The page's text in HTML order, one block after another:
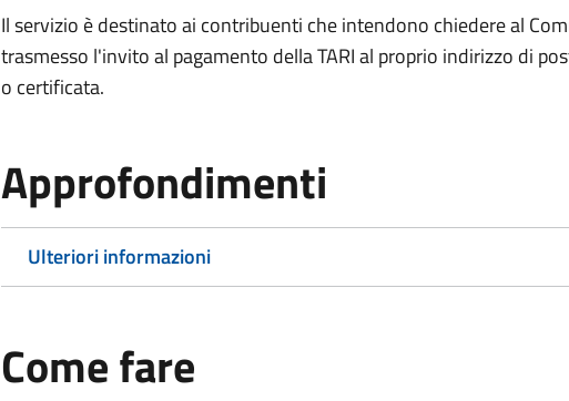
Il servizio è destinato ai contribuenti che intendono chiedere al
trasmesso l'invito al pagamento della TARI al proprio indirizzo di
o certificata.
Approfondimenti
Ulteriori informazioni
Come fare